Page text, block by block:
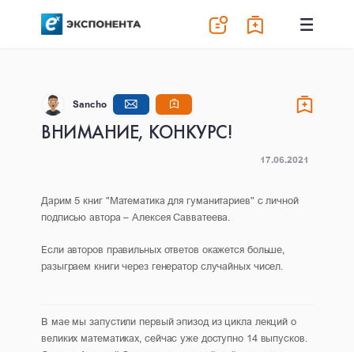
Sancho
ВНИМАНИЕ, КОНКУРС!
17.06.2021
Дарим 5 книг "Математика для гуманитариев" с личной
подписью автора – Алексея Савватеева.
Если авторов правильных ответов окажется больше,
разыграем книги через генератор случайных чисел.
В мае мы запустили первый эпизод из цикла лекций о
великих математиках, сейчас уже доступно 14 выпусков.